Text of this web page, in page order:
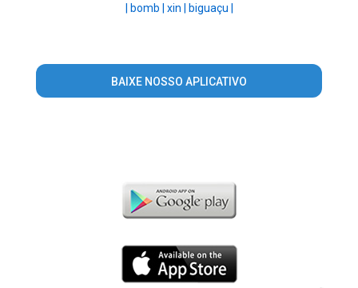
| bomb | xin | biguaçu |
BAIXE NOSSO APLICATIVO